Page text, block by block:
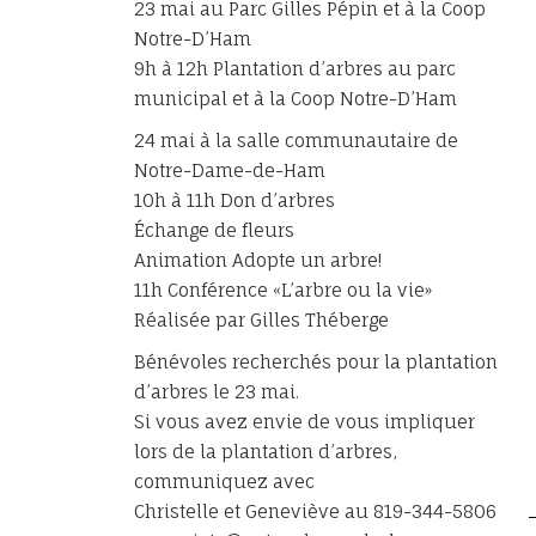
23 mai au Parc Gilles Pépin et à la Coop
Notre-D’Ham
9h à 12h Plantation d’arbres au parc
municipal et à la Coop Notre-D’Ham
24 mai à la salle communautaire de
Notre-Dame-de-Ham
10h à 11h Don d’arbres
Échange de fleurs
Animation Adopte un arbre!
11h Conférence «L’arbre ou la vie»
Réalisée par Gilles Théberge
Bénévoles recherchés pour la plantation
d’arbres le 23 mai.
Si vous avez envie de vous impliquer
lors de la plantation d’arbres,
communiquez avec
Christelle et Geneviève au 819-344-5806